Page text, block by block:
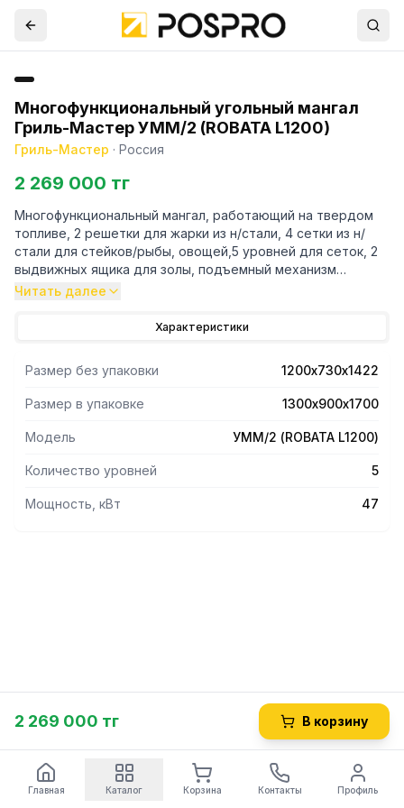
Многофункциональный угольный мангал
Гриль-Мастер УММ/2 (ROBATA L1200)
Гриль-Мастер · Россия
2 269 000 тг
Многофункциональный мангал, работающий на твердом
топливе, 2 решетки для жарки из н/стали, 4 сетки из н/
стали для стейков/рыбы, овощей,5 уровней для сеток, 2
выдвижных ящика для золы, подъемный механизм
решеток для жарки, регилируемая опора для
вместимости в комплекте+4 можно установить
комплекте.
Читать далее
Характеристики
Размер без упаковки 1200х730х1422
Размер в упаковке 1300х900х1700
Модель УММ/2 (ROBATA L1200)
Количество уровней 5
Мощность, кВт 47
2 269 000 тг В корзину
Главная Каталог Корзина Контакты Профиль